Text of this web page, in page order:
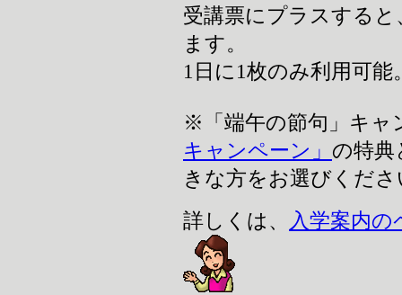
受講票にプラスする
ます。
1日に1枚のみ利用可能
※「端午の節句」キャ
キャンペーン」 の特典
きな方をお選びくださ
詳しくは、
入学案内の